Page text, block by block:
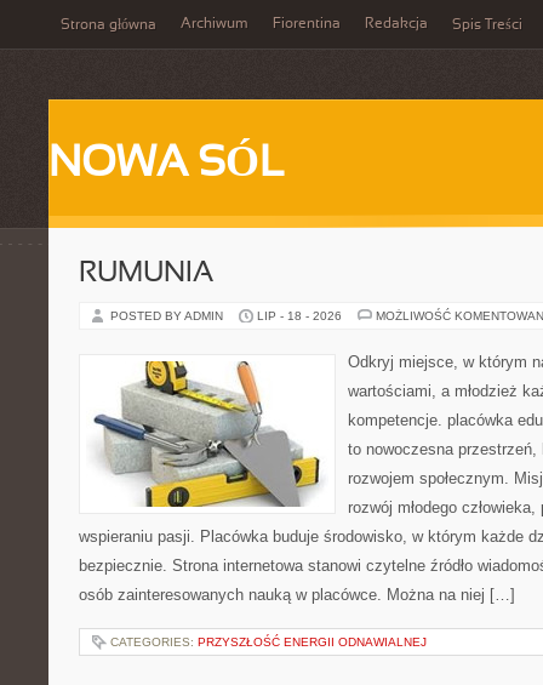
Strona główna Archiwum Fiorentina Redakcja Spis Treści
NOWA SÓL
RUMUNIA
POSTED BY ADMIN LIP - 18 - 2026 MOŻLIWOŚĆ
Odkryj miejsce, w którym
wartościami, a młodzież
kompetencje. placówka
to nowoczesna
rozwojem społecznym.
rozwój młodego
wspieraniu pasji. Placówka buduje środowisko, w którym każde
bezpiecznie. Strona internetowa stanowi czytelne źródło
osób zainteresowanych nauką w placówce. Można na niej […]
CATEGORIES: PRZYSZŁOŚĆ ENERGII ODNAWIALNEJ